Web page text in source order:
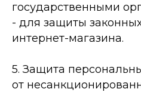
государственными
-­ для защиты
интернет-­магазина.
5. Защита
от